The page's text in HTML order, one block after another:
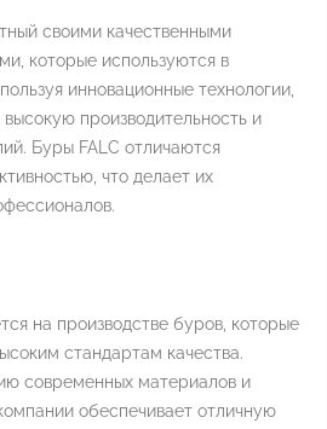
своими качественными
которые используются в
инновационные технологии,
производительность и
Буры FALС отличаются
что делает их
на производстве буров, которые
стандартам качества.
современных материалов и
обеспечивает отличную